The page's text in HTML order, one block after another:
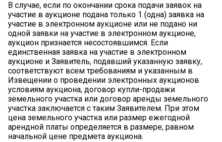
В случае, если по окончании срока подачи заявок на
участие в аукционе подана только 1 (одна) заявка на
участие в электронном аукционе или не подано ни
одной заявки на участие в электронном аукционе,
аукцион признается несостоявшимся. Если
единственная заявка на участие в электронном
аукционе и Заявитель, подавший указанную заявку,
соответствуют всем требованиям и указанным в
Извещении о проведении электронных аукционов
условиям аукциона, договор купли-продажи
земельного участка или договор аренды земельного
участка заключается с таким Заявителем. При этом
цена земельного участка или размер ежегодной
арендной платы определяется в размере, равном
начальной цене предмета аукциона.